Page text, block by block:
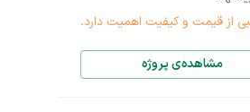
از قیمت و کیفیت اهمیت دارد.
مشاهده‌ی پروژه